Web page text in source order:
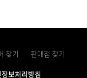
찾기
판매점 찾기
보처리방침